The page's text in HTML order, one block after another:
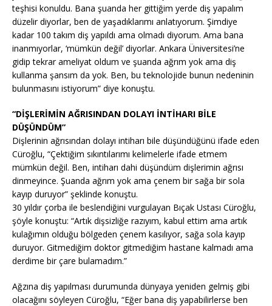
teşhisi konuldu. Bana şuanda her gittiğim yerde diş yapalım
düzelir diyorlar, ben de yaşadıklarımı anlatıyorum. Şimdiye
kadar 100 takım diş yapıldı ama olmadı diyorum. Ama bana
inanmıyorlar, ‘mümkün değil’ diyorlar. Ankara Üniversitesi’ne
gidip tekrar ameliyat oldum ve şuanda ağrım yok ama diş
kullanma şansım da yok. Ben, bu teknolojide bunun nedeninin
bulunmasını istiyorum” diye konuştu.
“DİŞLERİMİN AĞRISINDAN DOLAYI İNTİHARI BİLE
DÜŞÜNDÜM”
Dişlerinin ağrısından dolayı intiharı bile düşündüğünü ifade eden
Cüroğlu, “Çektiğim sıkıntılarımı kelimelerle ifade etmem
mümkün değil. Ben, intiharı dahi düşündüm dişlerimin ağrısı
dinmeyince. Şuanda ağrım yok ama çenem bir sağa bir sola
kayıp duruyor” şeklinde konuştu.
30 yıldır çorba ile beslendiğini vurgulayan Bıçak Ustası Cüroğlu,
şöyle konuştu: “Artık dişsizliğe razıyım, kabul ettim ama artık
kulağımın olduğu bölgeden çenem kasılıyor, sağa sola kayıp
duruyor. Gitmediğim doktor gitmediğim hastane kalmadı ama
derdime bir çare bulamadım.”
Ağzına diş yapılması durumunda dünyaya yeniden gelmiş gibi
olacağını söyleyen Cüroğlu, “Eğer bana diş yapabilirlerse ben